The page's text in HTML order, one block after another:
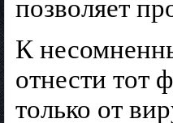
позволяет
К
отнести тот
только от